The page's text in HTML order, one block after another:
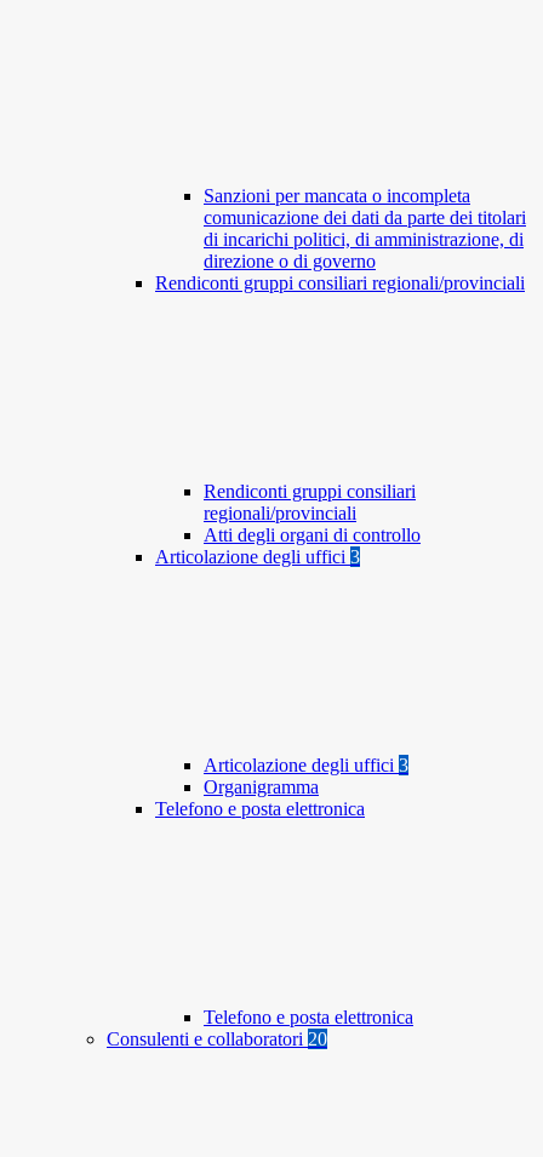
Sanzioni per mancata o incompleta
comunicazione dei dati da parte dei titolari
di incarichi politici, di amministrazione, di
direzione o di governo
Rendiconti gruppi consiliari regionali/provinciali
Rendiconti gruppi consiliari
regionali/provinciali
Atti degli organi di controllo
Articolazione degli uffici 3
Articolazione degli uffici 3
Organigramma
Telefono e posta elettronica
Telefono e posta elettronica
Consulenti e collaboratori 20